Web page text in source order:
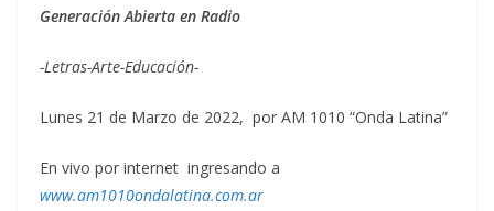
Generación Abierta en Radio
-Letras-Arte-Educación-
Lunes 21 de Marzo de 2022, por AM 1010 “Onda Latina”
En vivo por internet ingresando a
www.am1010ondalatina.com.ar